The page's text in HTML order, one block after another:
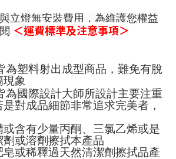
立燈無安裝費用，為維護您權益
＜運費標準及注意事項＞
為塑料射出成型商品，難免有脫
象
為國際設計大師所設計主要注重
對成品細節非常追求完美者，
或含有少量丙酮、三氯乙烯或是
劑或溶劑擦拭本產品
皂或稀釋過天然清潔劑擦拭品產